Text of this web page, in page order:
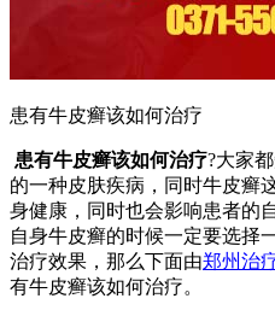
患有牛皮癣该如何治疗
患有牛皮癣该如何治疗?大家
的一种皮肤疾病，同时牛皮癣
身健康，同时也会影响患者的
自身牛皮癣的时候一定要选择
治疗效果，那么下面由郑州治
有牛皮癣该如何治疗。